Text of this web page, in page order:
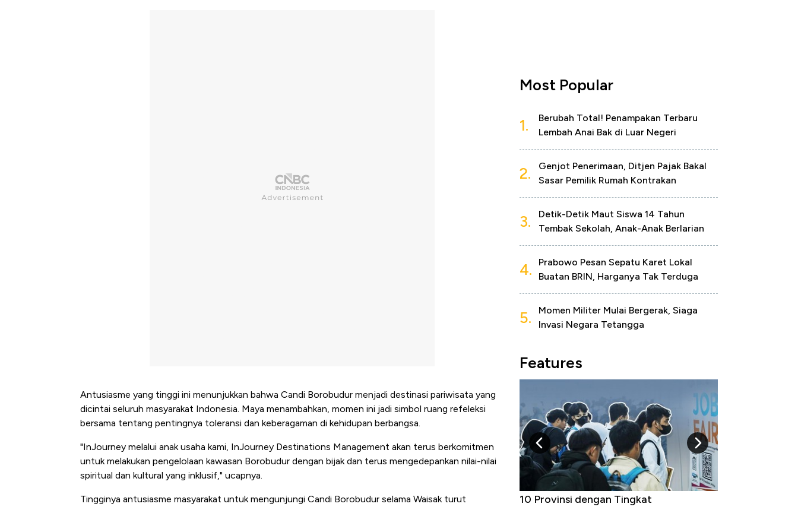
Antusiasme yang tinggi ini menunjukkan bahwa Candi Borobudur menjadi destinasi pariwisata yang
dicintai seluruh masyarakat Indonesia. Maya menambahkan, momen ini jadi simbol ruang refeleksi
bersama tentang pentingnya toleransi dan keberagaman di kehidupan berbangsa.
"InJourney melalui anak usaha kami, InJourney Destinations Management akan terus berkomitmen
untuk melakukan pengelolaan kawasan Borobudur dengan bijak dan terus mengedepankan nilai-nilai
spiritual dan kultural yang inklusif," ucapnya.
Tingginya antusiasme masyarakat untuk mengunjungi Candi Borobudur selama Waisak turut
Most Popular
1.
Berubah Total! Penampakan Terbaru
Lembah Anai Bak di Luar Negeri
2.
Genjot Penerimaan, Ditjen Pajak Bakal
Sasar Pemilik Rumah Kontrakan
3.
Detik-Detik Maut Siswa 14 Tahun
Tembak Sekolah, Anak-Anak Berlarian
4.
Prabowo Pesan Sepatu Karet Lokal
Buatan BRIN, Harganya Tak Terduga
5.
Momen Militer Mulai Bergerak, Siaga
Invasi Negara Tetangga
Features
Kongo Tutup Keran Ekspor, Harga
10 Provinsi dengan Tingkat
Bukan AS, Ini 15 Pemerintah dengan